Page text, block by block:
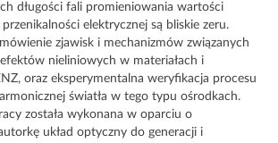
długości fali promieniowania wartości
elektrycznej są bliskie zeru.
zjawisk i mechanizmów związanych
nieliniowych w materiałach i
oraz eksperymentalna weryfikacja procesu
światła w tego typu ośrodkach.
została wykonana w oparciu o
układ optyczny do generacji i